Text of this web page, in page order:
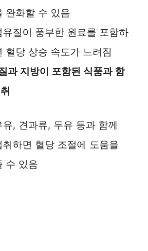
i
d
e
완화할 수 있음
유질이 풍부한 원료를 포함하
혈당 상승 속도가 느려짐
과 지방이 포함된 식품과 함
유, 견과류, 두유 등과 함께
취하면 혈당 조절에 도움을
수 있음